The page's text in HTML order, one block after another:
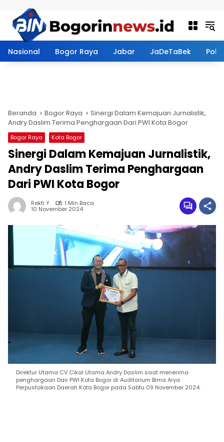
Nasional Bogor Raya Jabar JaDeTaBek
Beranda Bogor Raya
Sinergi Dalam Kemajuan Jurnalistik,
Andry Daslim Terima Penghargaan Dari PWI Kota Bogor
Bogor Raya Kota Bogor
Sinergi Dalam Kemajuan Jurnalistik,
Andry Daslim Terima Penghargaan
Dari PWI Kota Bogor
Rekti Y 1 Min Baca
10 November 2024
Direktur Utama CV Cikal Utama Andry Daslim saat menerima
penghargaan Dair PWI Kota Bogor di Auditorium Bima Arya
Perpustakaan Daerah Kota Bogor pada Sabtu 09 November 2024.